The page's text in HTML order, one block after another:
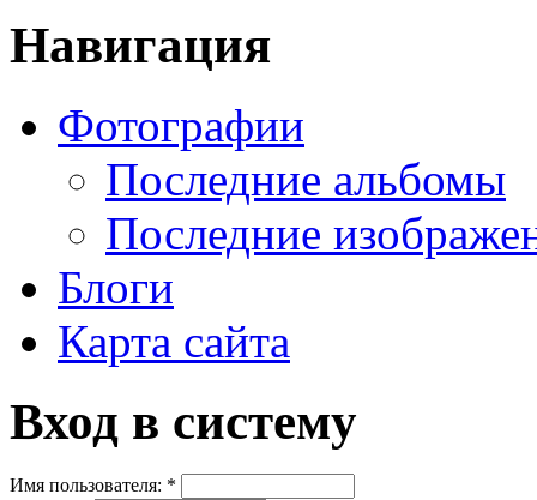
Навигация
Фотографии
Последние альбомы
Последние
Блоги
Карта сайта
Вход в систему
Имя пользователя: *